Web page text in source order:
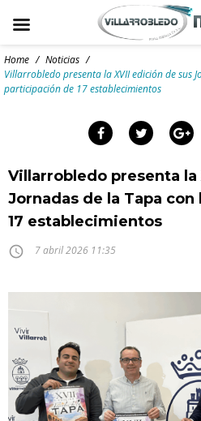
Skip
to
content
Home / Noticias /
Villarrobledo presenta la XVII edición de sus
participación de 17 establecimientos
FacebookTwitter
Villarrobledo presenta la
Jornadas de la Tapa
17 establecimientos
access_time 7 abril 2026 11:35